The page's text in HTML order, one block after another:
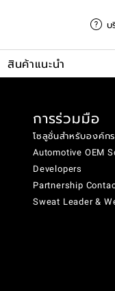
สินค้าแนะนำ
บ
การร่วมมือ
โซลูชั่นสำหรับองค์ก
Automotive OEM
Developers
Partnership
Sweat Leader &